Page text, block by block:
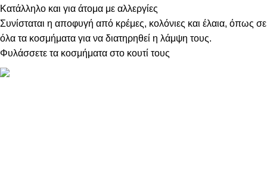
Κατάλληλο και για άτομα με αλλεργίες
Συνίσταται η αποφυγή από κρέμες, κολόνιες και έλαια, όπως σε
όλα τα κοσμήματα για να διατηρηθεί η λάμψη τους.
Φυλάσσετε τα κοσμήματα στο κουτί τους